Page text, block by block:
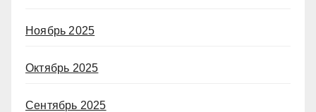
Ноябрь 2025
Октябрь 2025
Сентябрь 2025